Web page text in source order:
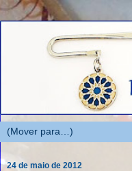
24 de maio de 2012